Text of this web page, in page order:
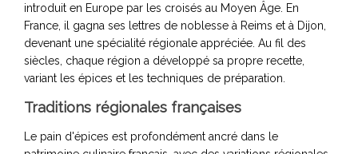
introduit en Europe par les croisés au Moyen Âge. En
France, il gagna ses lettres de noblesse à Reims et à Dijon,
devenant une spécialité régionale appréciée. Au fil des
siècles, chaque région a développé sa propre recette,
variant les épices et les techniques de préparation.
Traditions régionales françaises
Le pain d'épices est profondément ancré dans le